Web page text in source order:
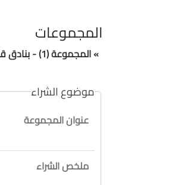
المجموعات
» المجموعة (1) - بنادق قناصة وذخيرة وقنابل مختلفة وقناع وفلتر واقي من الغاز لعام 2026
موضوع الشراء
عنوان المجموعة
ملخص الشراء